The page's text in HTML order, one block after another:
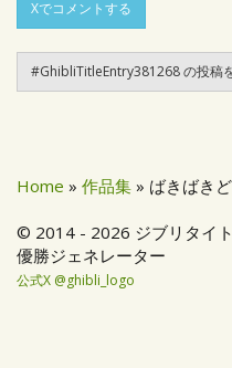
Xでコメントする
#GhibliTitleEntry381268 の投稿
Home » 作品集 » ばきばき
© 2014 - 2026 ジブリタイ
優勝ジェネレーター
公式X @ghibli_logo